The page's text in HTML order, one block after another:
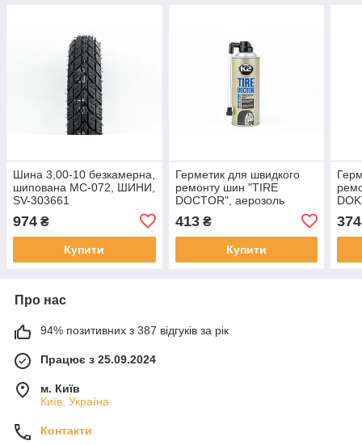
Шина 3,00-10 безкамерна,
шипована MC-072, ШИНИ,
SV-303661
974 ₴
Купити
Герметик для швидкого
ремонту шин "TIRE
DOCTOR", аерозоль
400ml, МОТОХІМІЯ, SV-
304709
413₴
Купити
374
Про нас
94% позитивних з 387 відгуків за рік
Працює з 25.09.2024
м. Київ
Київ, Україна
Контакти